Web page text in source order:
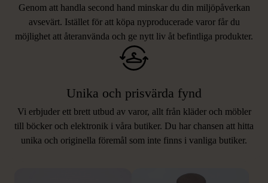
Genom att handla second hand minskar du din miljöpåverkan
avsevärt. Istället för att köpa nyproducerade varor får du
möjlighet att återanvända och ge nytt liv åt befintliga produkter.
Unika och prisvärda fynd
Vi erbjuder ett brett utbud av varor, allt från kläder och möbler
till böcker och elektronik i våra butiker. Du har chansen att hitta
unika och originella föremål som inte finns i vanliga butiker.
LIKNANDE PRODUKTER
Hitta produkter som påminner om denna